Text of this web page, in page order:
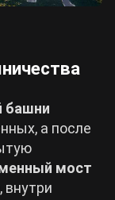
башни
а после
мост
внутри